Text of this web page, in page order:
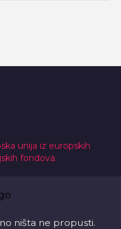
unija iz europskih
fondova.
ništa ne propusti.